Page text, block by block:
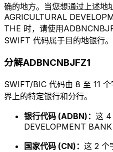
确的地方。当您想通过上述地
AGRICULTURAL
THE 时，请使用
SWIFT 代码属于目的地银行。
分解ADBNCNBJFZ1
SWIFT/BIC 代码由 8 至 11
界上的特定银行和分行。
银行代码 (ADBN)： 这 4
DEVELOPMENT
国家代码 (CN)： 这 2 个